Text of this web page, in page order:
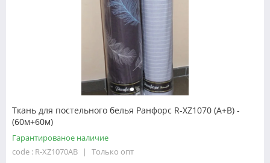
Ткань для постельного белья Ранфорс R-XZ1070 (A+B) -
(60м+60м)
Гарантированое наличие
code : R-XZ1070AB
Только опт